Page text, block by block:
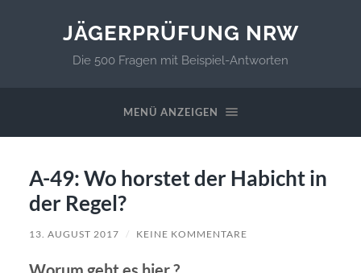
JÄGERPRÜFUNG NRW
Die 500 Fragen mit Beispiel-Antworten
MENÜ ANZEIGEN
A-49: Wo horstet der Habicht in
der Regel?
13. AUGUST 2017 / KEINE KOMMENTARE